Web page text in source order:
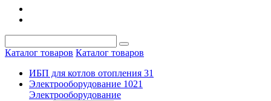
Каталог товаров Каталог товаров
ИБП для котлов отопления 31
Электрооборудование 1021
Электрооборудование